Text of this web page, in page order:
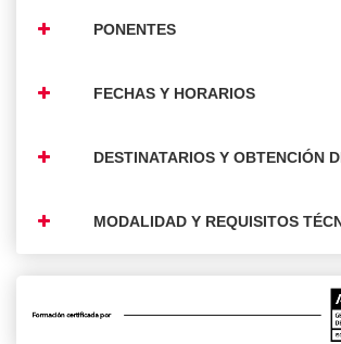
PONENTES
FECHAS Y HORARIOS
DESTINATARIOS Y OBTENCIÓN
MODALIDAD Y REQUISITOS